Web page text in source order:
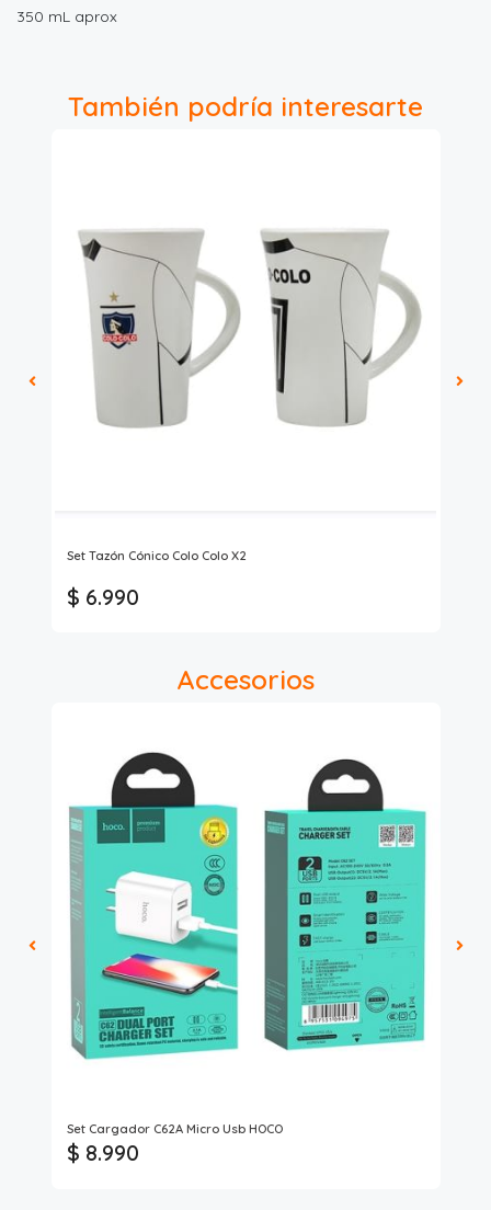
350 mL aprox
También podría interesarte
Set Tazón Cónico Colo Colo X2
$ 6.990
Accesorios
Set Cargador C62A Micro Usb HOCO
$ 8.990